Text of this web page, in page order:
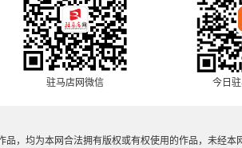
驻马店网微信 今日
品，均为本网合法拥有版权或有权使用的作品，未经本